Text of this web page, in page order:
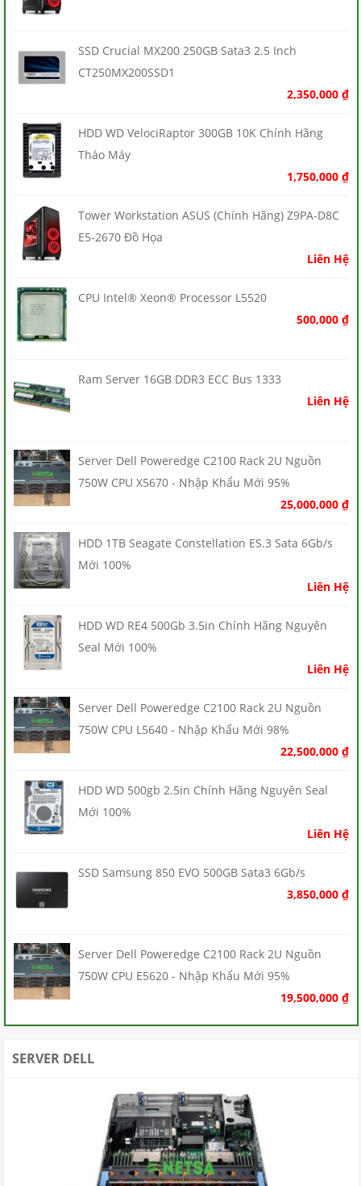
SSD Crucial MX200 250GB Sata3 2.5 Inch
CT250MX200SSD1
2,350,000 ₫
HDD WD VelociRaptor 300GB 10K Chính Hãng
Tháo Máy
1,750,000 ₫
Tower Workstation ASUS (Chính Hãng) Z9PA-D8C
E5-2670 Đồ Họa
Liên Hệ
CPU Intel® Xeon® Processor L5520
500,000 ₫
Ram Server 16GB DDR3 ECC Bus 1333
Liên Hệ
Server Dell Poweredge C2100 Rack 2U Nguồn
750W CPU X5670 - Nhập Khẩu Mới 95%
25,000,000 ₫
HDD 1TB Seagate Constellation ES.3 Sata 6Gb/s
Mới 100%
Liên Hệ
HDD WD RE4 500Gb 3.5in Chính Hãng Nguyên
Seal Mới 100%
Liên Hệ
Server Dell Poweredge C2100 Rack 2U Nguồn
750W CPU L5640 - Nhập Khẩu Mới 98%
22,500,000 ₫
HDD WD 500gb 2.5in Chính Hãng Nguyên Seal
Mới 100%
Liên Hệ
SSD Samsung 850 EVO 500GB Sata3 6Gb/s
3,850,000 ₫
Server Dell Poweredge C2100 Rack 2U Nguồn
750W CPU E5620 - Nhập Khẩu Mới 95%
19,500,000 ₫
SERVER DELL